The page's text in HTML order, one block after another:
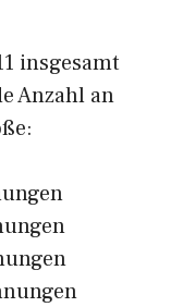
insgesamt
Anzahl an